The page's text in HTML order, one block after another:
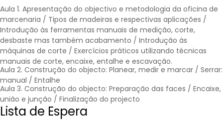
Aula 1. Apresentação do objectivo e metodologia da oficina de
marcenaria / Tipos de madeiras e respectivas aplicações /
Introdução às ferramentas manuais de medição, corte,
desbaste mas também acabamento / Introdução às
máquinas de corte / Exercícios práticos utilizando técnicas
manuais de corte, encaixe, entalhe e escavação.
Aula 2. Construção do objecto: Planear, medir e marcar / Serrar:
manual / Entalhe
Aula 3. Construção do objecto: Preparação das faces / Encaixe,
união e junção / Finalização do projecto
Lista de Espera